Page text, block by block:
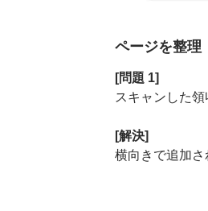
ページを整理
[問題 1]
スキャンした領
[解決]
横向きで追加さ